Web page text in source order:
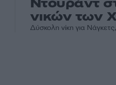
Ντουράντ
νικών των
Δύσκολη νίκη για